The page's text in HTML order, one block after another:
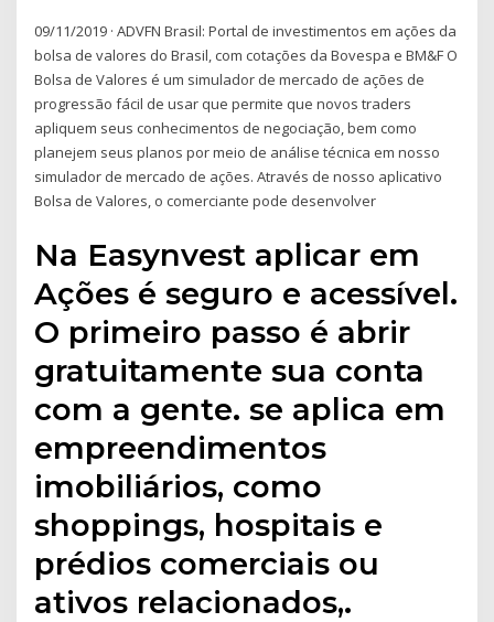
09/11/2019 · ADVFN Brasil: Portal de investimentos em ações da
bolsa de valores do Brasil, com cotações da Bovespa e BM&F O
Bolsa de Valores é um simulador de mercado de ações de
progressão fácil de usar que permite que novos traders
apliquem seus conhecimentos de negociação, bem como
planejem seus planos por meio de análise técnica em nosso
simulador de mercado de ações. Através de nosso aplicativo
Bolsa de Valores, o comerciante pode desenvolver
Na Easynvest aplicar em
Ações é seguro e acessível.
O primeiro passo é abrir
gratuitamente sua conta
com a gente. se aplica em
empreendimentos
imobiliários, como
shoppings, hospitais e
prédios comerciais ou
ativos relacionados,.